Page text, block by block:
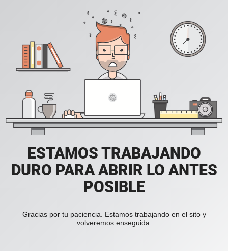
ESTAMOS TRABAJANDO
DURO PARA ABRIR LO ANTES
POSIBLE
Gracias por tu paciencia. Estamos trabajando en el sito y
volveremos enseguida.